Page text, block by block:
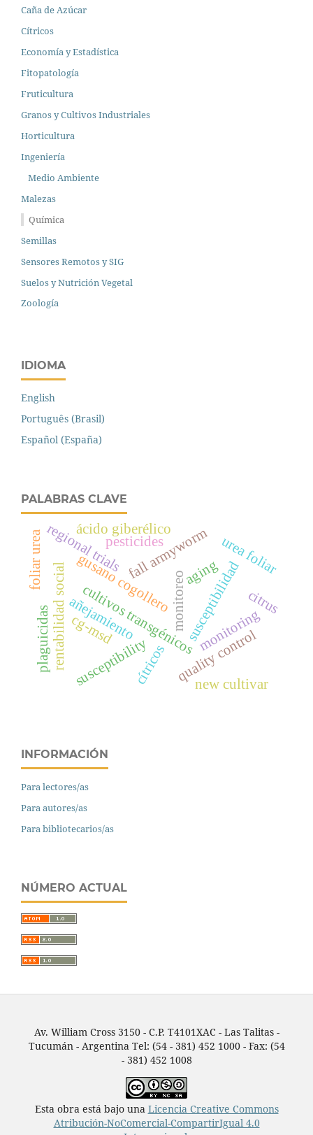
Caña de Azúcar
Cítricos
Economía y Estadística
Fitopatología
Fruticultura
Granos y Cultivos Industriales
Horticultura
Ingeniería
Medio Ambiente
Malezas
Química
Semillas
Sensores Remotos y SIG
Suelos y Nutrición Vegetal
Zoología
IDIOMA
English
Português (Brasil)
Español (España)
PALABRAS CLAVE
monitoreo
gusano cogollero susceptibilidad
cultivos transgénicosmonitoring
fall armyworm
susceptibility
añejamiento
aging
quality control
rentabilidad social
new cultivar
regional trials
cítricos
citrus
plaguicidas cg-msd
pesticides
ácido giberélico
urea foliar
foliar urea
INFORMACIÓN
Para lectores/as
Para autores/as
Para bibliotecarios/as
NÚMERO ACTUAL
Av. William Cross 3150 - C.P. T4101XAC - Las Talitas -
Tucumán - Argentina Tel: (54 - 381) 452 1000 - Fax: (54
- 381) 452 1008
Esta obra está bajo una Licencia Creative Commons
Atribución-NoComercial-CompartirIgual 4.0